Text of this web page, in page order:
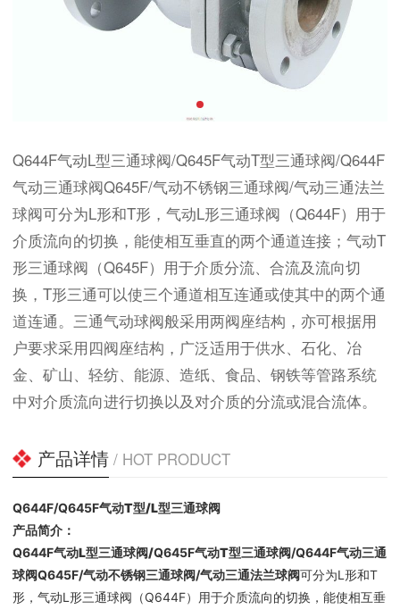
Q644F气动L型三通球阀/Q645F气动T型三通球阀/Q644F
气动三通球阀Q645F/气动不锈钢三通球阀/气动三通法兰
球阀可分为L形和T形，气动L形三通球阀（Q644F）用于
介质流向的切换，能使相互垂直的两个通道连接；气动T
形三通球阀（Q645F）用于介质分流、合流及流向切
换，T形三通可以使三个通道相互连通或使其中的两个通
道连通。三通气动球阀般采用两阀座结构，亦可根据用
户要求采用四阀座结构，广泛适用于供水、石化、冶
金、矿山、轻纺、能源、造纸、食品、钢铁等管路系统
中对介质流向进行切换以及对介质的分流或混合流体。
产品详情 / HOT PRODUCT
Q644F/Q645F气动T型/L型三通球阀
产品简介：
Q644F气动L型三通球阀/Q645F气动T型三通球阀/Q644F气动三通
球阀Q645F/气动不锈钢三通球阀/气动三通法兰球阀可分为L形和T
形，气动L形三通球阀（Q644F）用于介质流向的切换，能使相互垂